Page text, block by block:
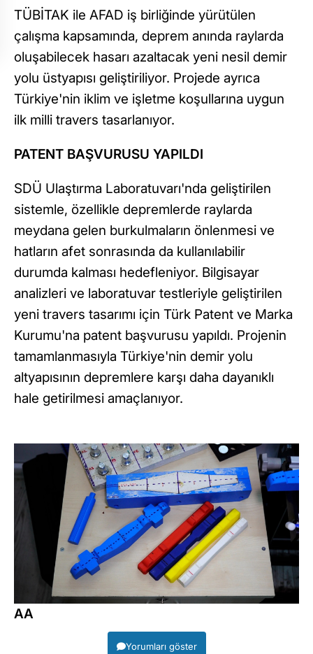
TÜBİTAK ile AFAD iş birliğinde yürütülen
çalışma kapsamında, deprem anında raylarda
oluşabilecek hasarı azaltacak yeni nesil demir
yolu üstyapısı geliştiriliyor. Projede ayrıca
Türkiye'nin iklim ve işletme koşullarına uygun
ilk milli travers tasarlanıyor.
PATENT BAŞVURUSU YAPILDI
SDÜ Ulaştırma Laboratuvarı'nda geliştirilen
sistemle, özellikle depremlerde raylarda
meydana gelen burkulmaların önlenmesi ve
hatların afet sonrasında da kullanılabilir
durumda kalması hedefleniyor. Bilgisayar
analizleri ve laboratuvar testleriyle geliştirilen
yeni travers tasarımı için Türk Patent ve Marka
Kurumu'na patent başvurusu yapıldı. Projenin
tamamlanmasıyla Türkiye'nin demir yolu
altyapısının depremlere karşı daha dayanıklı
hale getirilmesi amaçlanıyor.
AA
Yorumları göster